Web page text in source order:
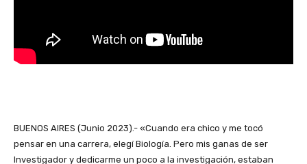
BUENOS AIRES (Junio 2023).- «Cuando era chico y me tocó
pensar en una carrera, elegí Biología. Pero mis ganas de ser
Investigador y dedicarme un poco a la investigación, estaban